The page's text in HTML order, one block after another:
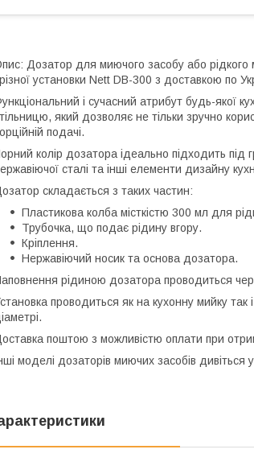
Дозатор для миючого засобу або рідкого
установки Nett DB-300 з доставкою по
і сучасний атрибут будь-якої
який дозволяє не тільки зручно
подачі.
колір дозатора ідеально підходить під
сталі та інші елементи дизайну
складається з таких частин:
Пластикова колба місткістю 300 мл для
Трубочка, що подає рідину вгору.
Кріплення.
Нержавіючий носик та основа дозатора.
рідиною дозатора проводиться
проводиться як на кухонну мийку
поштою з можливістю оплати при
моделі дозаторів миючих засобів дивіться